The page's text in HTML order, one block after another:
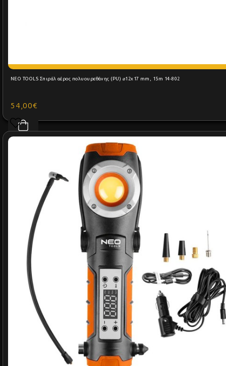
NEO TOOLS Σπιράλ αέρος πολυουρεθάνης (PU) ⌀12x17 mm, 15m 14-802
54,00€